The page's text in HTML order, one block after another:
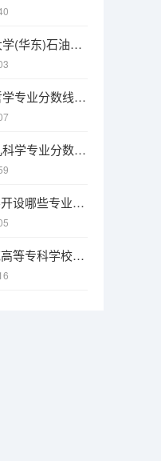
2023中国石油大学(华东)石油工程专业分数线是多少(历年分数线汇总)
2023苏州大学哲学专业分数线是多少(历年分数线汇总)
2023郑州大学儿科学专业分数线是多少(历年分数线汇总)
山东中医药大学开设哪些专业？在山东专业录取分数线
哈尔滨幼儿师范高等专科学校专业录取分数线介绍